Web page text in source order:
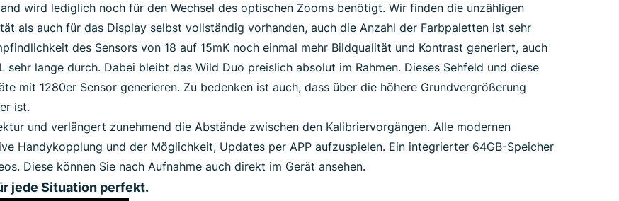
wird lediglich noch für den Wechsel des optischen Zooms benötigt. Wir finden die unzähligen
als auch für das Display selbst vollständig vorhanden, auch die Anzahl der Farbpaletten ist sehr
des Sensors von 18 auf 15mK noch einmal mehr Bildqualität und Kontrast generiert, auch
lange durch. Dabei bleibt das Wild Duo preislich absolut im Rahmen. Dieses Sehfeld und diese
mit 1280er Sensor generieren. Zu bedenken ist auch, dass über die höhere Grundvergrößerung
ist.
und verlängert zunehmend die Abstände zwischen den Kalibriervorgängen. Alle modernen
Handykopplung und der Möglichkeit, Updates per APP aufzuspielen. Ein integrierter 64GB-Speicher
Diese können Sie nach Aufnahme auch direkt im Gerät ansehen.
jede Situation perfekt.